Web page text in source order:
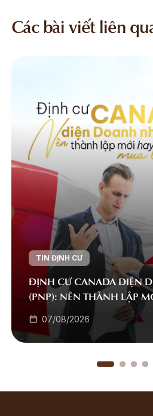
Các bài viết liên
TIN ĐỊNH CƯ
ĐỊNH CƯ CANADA DIỆN
(PNP): NÊN THÀNH LẬP
DOANH NGHIỆP?
07/08/2026